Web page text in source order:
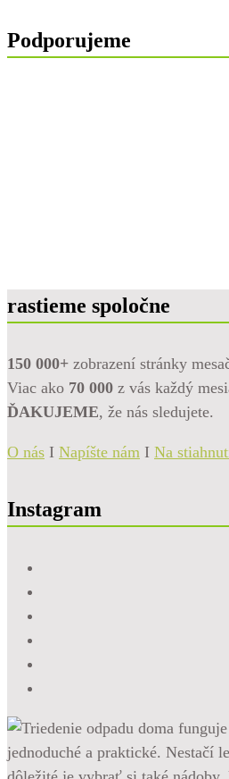
Podporujeme
rastieme spoločne
150 000+ zobrazení stránky
Viac ako 70 000 z vás každý
ĎAKUJEME, že nás sledujete.
O nás I Napíšte nám I Na
Instagram